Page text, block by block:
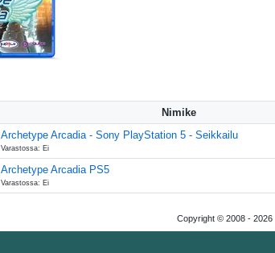
Nimike
Archetype Arcadia - Sony PlayStation 5 - Seikkailu
Varastossa: Ei
Archetype Arcadia PS5
Varastossa: Ei
Copyright © 2008 - 2026